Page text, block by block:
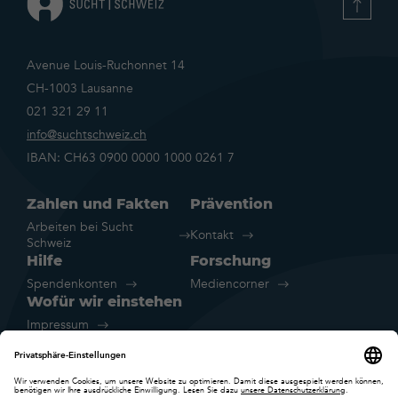
Avenue Louis-Ruchonnet 14
CH-1003 Lausanne
021 321 29 11
info@suchtschweiz.ch
IBAN: CH63 0900 0000 1000 0261 7
Zahlen und Fakten
Arbeiten bei Sucht
Schweiz
Prävention
Kontakt
Hilfe
Spendenkonten
Forschung
Mediencorner
Wofür wir einstehen
Impressum